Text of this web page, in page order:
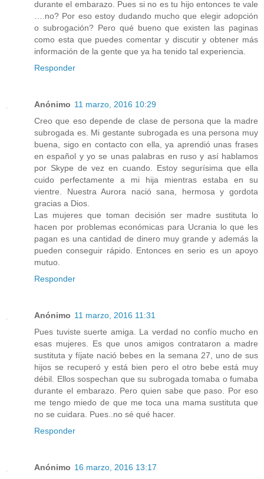
durante el embarazo. Pues si no es tu hijo entonces te vale
….no? Por eso estoy dudando mucho que elegir adopción
o subrogación? Pero qué bueno que existen las paginas
como esta que puedes comentar y discutir y obtener más
información de la gente que ya ha tenido tal experiencia.
Responder
Anónimo 11 marzo, 2016 10:29
Creo que eso depende de clase de persona que la madre
subrogada es. Mi gestante subrogada es una persona muy
buena, sigo en contacto con ella, ya aprendió unas frases
en español y yo se unas palabras en ruso y así hablamos
por Skype de vez en cuando. Estoy segurísima que ella
cuido perfectamente a mi hija mientras estaba en su
vientre. Nuestra Aurora nació sana, hermosa y gordota
gracias a Dios.
Las mujeres que toman decisión ser madre sustituta lo
hacen por problemas económicas para Ucrania lo que les
pagan es una cantidad de dinero muy grande y además la
pueden conseguir rápido. Entonces en serio es un apoyo
mutuo.
Responder
Anónimo 11 marzo, 2016 11:31
Pues tuviste suerte amiga. La verdad no confío mucho en
esas mujeres. Es que unos amigos contrataron a madre
sustituta y fíjate nació bebes en la semana 27, uno de sus
hijos se recuperó y está bien pero el otro bebe está muy
débil. Ellos sospechan que su subrogada tomaba o fumaba
durante el embarazo. Pero quien sabe que paso. Por eso
me tengo miedo de que me toca una mama sustituta que
no se cuidara. Pues..no sé qué hacer.
Responder
Anónimo 16 marzo, 2016 13:17